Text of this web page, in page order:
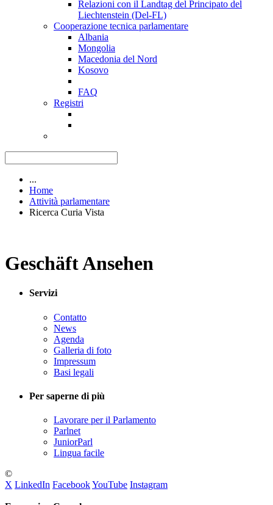
Relazioni con il Landtag del Principato del
Liechtenstein (Del-FL)
Cooperazione tecnica parlamentare
Albania
Mongolia
Macedonia del Nord
Kosovo
FAQ
Registri
...
Home
Attività parlamentare
Ricerca Curia Vista
Geschäft Ansehen
Servizi
Contatto
News
Agenda
Galleria di foto
Impressum
Basi legali
Per saperne di più
Lavorare per il Parlamento
Parlnet
JuniorParl
Lingua facile
©
X LinkedIn FacebookYouTube Instagram